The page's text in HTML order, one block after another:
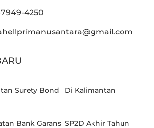
4250
Surety Bond | Di Kalimantan
Bank Garansi SP2D Akhir Tahun